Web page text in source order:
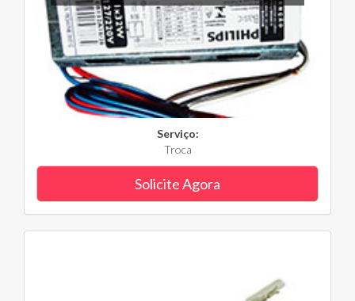
Serviço:
Troca
Solicite Agora